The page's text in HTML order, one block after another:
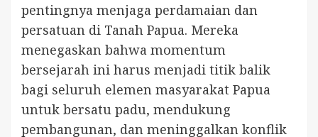
pentingnya menjaga perdamaian dan
persatuan di Tanah Papua. Mereka
menegaskan bahwa momentum
bersejarah ini harus menjadi titik balik
bagi seluruh elemen masyarakat Papua
untuk bersatu padu, mendukung
pembangunan, dan meninggalkan konflik